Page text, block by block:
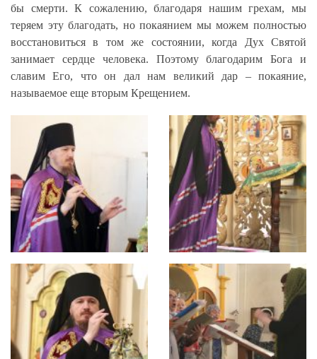
бы смерти. К сожалению, благодаря нашим грехам, мы
теряем эту благодать, но покаянием мы можем полностью
восстановиться в том же состоянии, когда Дух Святой
занимает сердце человека. Поэтому благодарим Бога и
славим Его, что он дал нам великий дар – покаяние,
называемое еще вторым Крещением.